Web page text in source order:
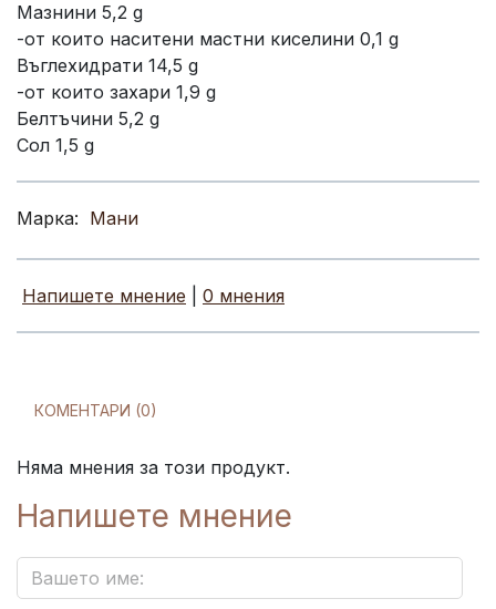
Мазнини 5,2 g
-от които наситени мастни киселини 0,1 g
Въглехидрати 14,5 g
-от които захари 1,9 g
Белтъчини 5,2 g
Сол 1,5 g
Марка: Мани
Напишете мнение 0 мнения
КОМЕНТАРИ (0)
Няма мнения за този продукт.
Напишете мнение